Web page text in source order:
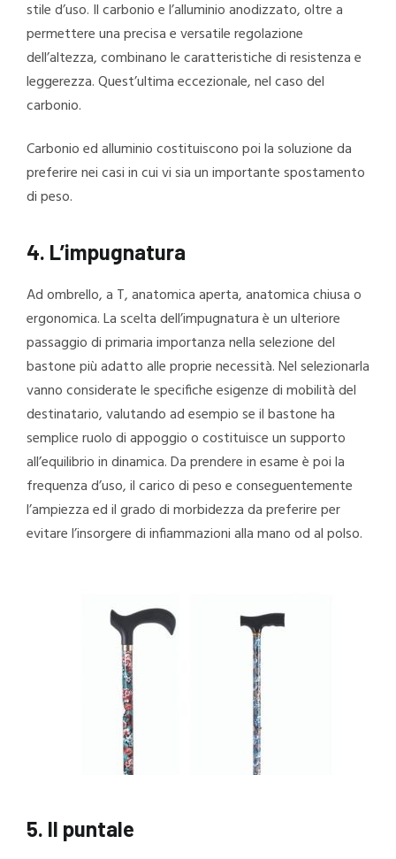
stile d’uso. Il carbonio e l’alluminio anodizzato, oltre a
permettere una precisa e versatile regolazione
dell’altezza, combinano le caratteristiche di resistenza e
leggerezza. Quest’ultima eccezionale, nel caso del
carbonio.
Carbonio ed alluminio costituiscono poi la soluzione da
preferire nei casi in cui vi sia un importante spostamento
di peso.
4. L’impugnatura
Ad ombrello, a T, anatomica aperta, anatomica chiusa o
ergonomica. La scelta dell’impugnatura è un ulteriore
passaggio di primaria importanza nella selezione del
bastone più adatto alle proprie necessità. Nel selezionarla
vanno considerate le specifiche esigenze di mobilità del
destinatario, valutando ad esempio se il bastone ha
semplice ruolo di appoggio o costituisce un supporto
all’equilibrio in dinamica. Da prendere in esame è poi la
frequenza d’uso, il carico di peso e conseguentemente
l’ampiezza ed il grado di morbidezza da preferire per
evitare l’insorgere di infiammazioni alla mano od al polso.
5. Il puntale